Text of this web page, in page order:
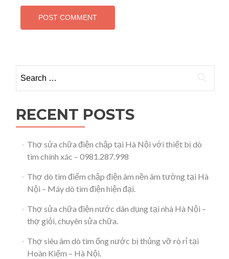
RECENT POSTS
Thợ sửa chữa điện chập tại Hà Nội với thiết bị dò
tìm chính xác – 0981.287.998
Thợ dò tìm điểm chập điện âm nền âm tường tại Hà
Nội – Máy dò tìm điện hiện đại.
Thợ sửa chữa điện nước dân dụng tại nhà Hà Nội –
thợ giỏi, chuyên sửa chữa.
Thợ siêu âm dò tìm ống nước bị thủng vỡ rò rỉ tại
Hoàn Kiếm – Hà Nội.